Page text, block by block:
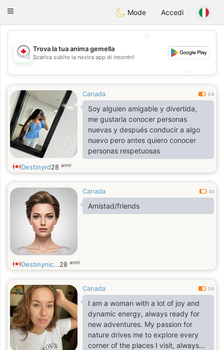
CANADIANchat
Toggle
Mode Accedi
💖
💕
Trova la tua anima gemella
Scarica subito la nostra app di incontri!
Canada 0.5
Soy alguien amigable y divertida,
me gustaría conocer personas
nuevas y después conducir a algo
nuevo pero antes quiero conocer
personas respetuosas
Destinyrd28 anni
Canada 0.1
Amistad/friends
Destinynic...28 anni
Canada 0.5
I am a woman with a lot of joy and
dynamic energy, always ready for
new adventures. My passion for
nature drives me to explore every
corner of the places I visit, always